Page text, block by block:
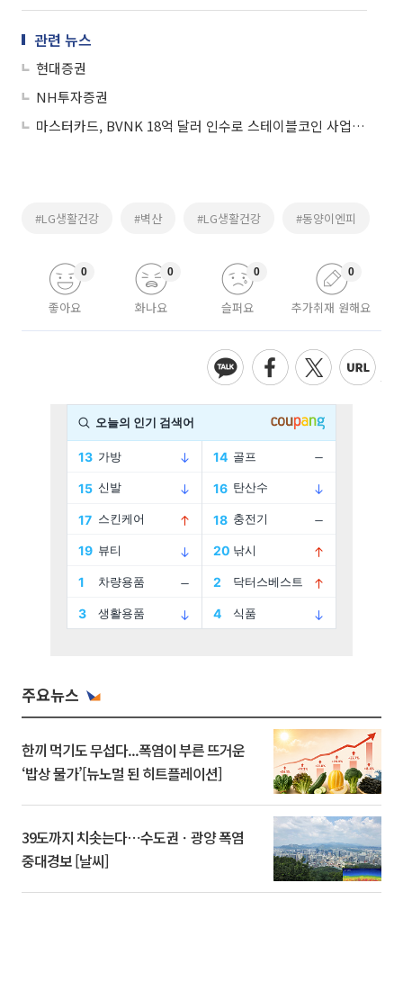
관련 뉴스
현대증권
NH투자증권
마스터카드, BVNK 18억 달러 인수로 스테이블코인 사업 본격 확장
#LG생활건강 #벽산 #LG생활건강 #동양이엔피
좋아요
0
화나요
0
슬퍼요
0
추가취재 원해요
0
주요뉴스
한끼 먹기도 무섭다...폭염이 부른 뜨거운
‘밥상 물가’[뉴노멀 된 히트플레이션]
39도까지 치솟는다⋯수도권ㆍ광양 폭염
중대경보 [날씨]